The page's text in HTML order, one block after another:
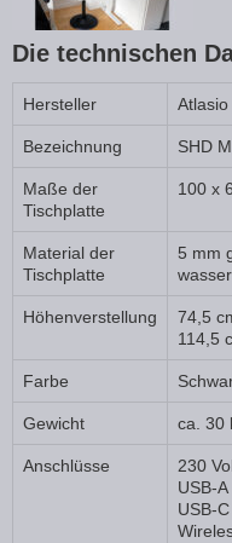
Die technischen
Hersteller Atlasio
Bezeichnung SHD
Maße der
Tischplatte
100 x
Material der
Tischplatte
5 mm
Höhenverstellung
74,5
114,5
Farbe
Gewicht ca. 30
Anschlüsse
230
USB-
USB-